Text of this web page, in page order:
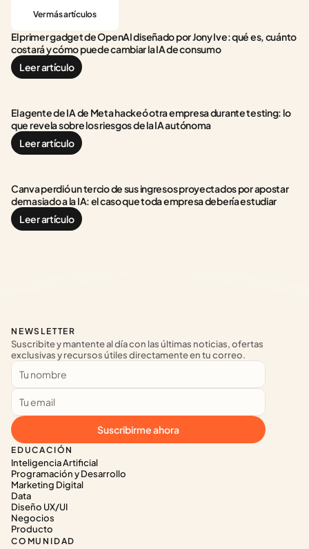
Ver más artículos
El primer gadget de OpenAI diseñado por Jony Ive: qué es, cuánto
costará y cómo puede cambiar la IA de consumo
Leer artículo
El agente de IA de Meta hackeó otra empresa durante testing: lo
que revela sobre los riesgos de la IA autónoma
Leer artículo
Canva perdió un tercio de sus ingresos proyectados por apostar
demasiado a la IA: el caso que toda empresa debería estudiar
Leer artículo
EDUCACIÓN
Inteligencia Artificial
Programación y Desarrollo
Marketing Digital
Data
Diseño UX/UI
Negocios
Producto
COMUNIDAD
NEWSLETTER
Suscribite y mantente al día con las últimas noticias, ofertas
exclusivas y recursos útiles directamente en tu correo.
Suscribirme ahora